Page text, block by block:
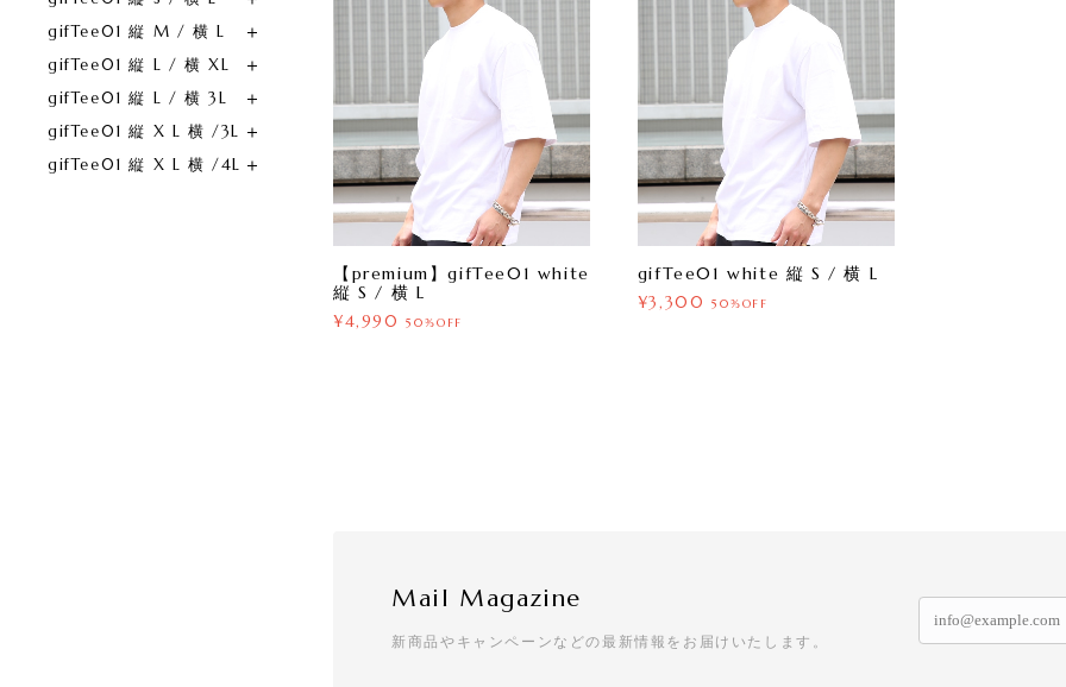
gifTee01 縦 M / 横 L
gifTee01 縦 L / 横 XL
gifTee01 縦 L / 横 3L
gifTee01 縦 X L 横 /3L
gifTee01 縦 X L 横 /4L
【premium】gifTee01 white
縦 S / 横 L
¥4,990 50%OFF
gifTee01 white 縦 S / 横 L
¥3,300 50%OFF
Mail Magazine
新商品やキャンペーンなどの最新情報をお届けいたします。